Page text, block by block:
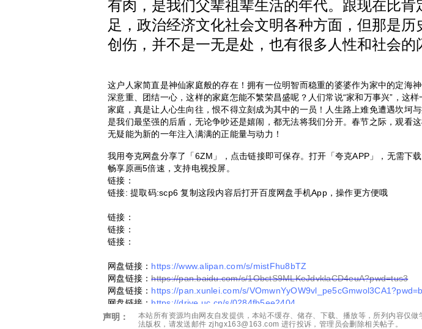
有肉，是我们父辈祖辈生活的年代。跟现在比肯
足，政治经济文化社会文明各种方面，但那是历
创伤，并不是一无是处，也有很多人性和社会的
这户人家简直是神仙家庭般的存在！拥有一位明智而稳重的婆婆作为家中的定海
深意重、团结一心，这样的家庭怎能不繁荣昌盛呢？人们常说“家和万事兴”，这
家庭，真是让人心生向往，恨不得立刻成为其中的一员！人生路上难免遭遇坎坷
是我们最坚强的后盾，无论争吵还是嬉闹，都无法将我们分开。春节之际，观看这
无疑能为新的一年注入满满的正能量与动力！
我用夸克网盘分享了「6ZM」，点击链接即可保存。打开「夸克APP」，无需下载
畅享原画5倍速，支持电视投屏。
链接：
链接: 提取码:scp6 复制这段内容后打开百度网盘手机App，操作更方便哦
链接：
链接：
链接：
网盘链接： https://www.alipan.com/s/mistFhu8bTZ
网盘链接：https://pan.baidu.com/s/1ObctS9MLKeJdvklaCD4euA?pwd=tus3
网盘链接： https://pan.xunlei.com/s/
网盘链接： https://drive.uc.cn/s/0284fb5ee2404
声明：
本站所有资源均由网友自发提供，本站不缓存、储存、下载、播放等，所列内容仅
法版权，请发送邮件 zjhgx163@163.com 进行投诉，管理员会删除相关帖子。